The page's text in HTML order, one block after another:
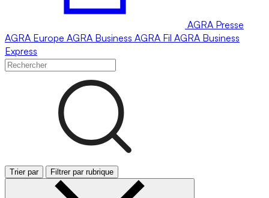
AGRA Presse
AGRA Europe AGRA Business AGRA Fil AGRA Business
Express
Trier par Filtrer par rubrique